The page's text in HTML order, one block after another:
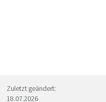
Zuletzt geändert:
18.07.2026